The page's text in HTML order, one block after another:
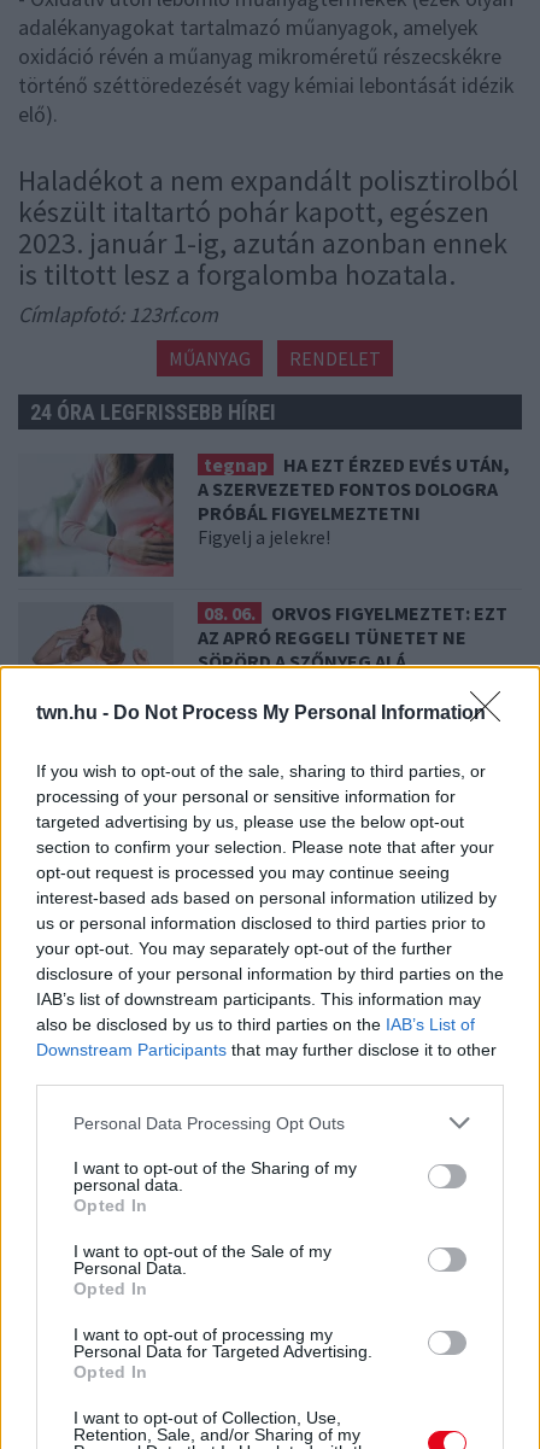
twn.hu - Do Not Process My Personal Information
If you wish to opt-out of the sale, sharing to third parties, or
processing of your personal or sensitive information for
targeted advertising by us, please use the below opt-out
section to confirm your selection. Please note that after your
opt-out request is processed you may continue seeing
interest-based ads based on personal information utilized by
us or personal information disclosed to third parties prior to
your opt-out. You may separately opt-out of the further
disclosure of your personal information by third parties on the
IAB’s list of downstream participants. This information may
also be disclosed by us to third parties on the IAB’s List of
Downstream Participants that may further disclose it to other
Please note that this website/app uses one or more Google
not limited to your visit or usage behaviour. You may click to
grant or deny consent to Google and its third-party tags to
use your data for below specified purposes in below Google
consent section.
Personal Data Processing Opt Outs
I want to opt-out of the Sharing of my
personal data.
Opted In
I want to opt-out of the Sale of my
Personal Data.
Opted In
I want to opt-out of processing my
Personal Data for Targeted Advertising.
Opted In
I want to opt-out of Collection, Use,
Retention, Sale, and/or Sharing of my
adalékanyagokat tartalmazó műanyagok, amelyek
oxidáció révén a műanyag mikroméretű részecskékre
történő széttöredezését vagy kémiai lebontását idézik
elő).
Haladékot a nem expandált polisztirolból
készült italtartó pohár kapott, egészen
2023. január 1-ig, azután azonban ennek
is tiltott lesz a forgalomba hozatala.
Címlapfotó: 123rf.com
MŰANYAG RENDELET
24 ÓRA LEGFRISSEBB HÍREI
tegnap
HA EZT ÉRZED EVÉS UTÁN,
A SZERVEZETED FONTOS DOLOGRA
PRÓBÁL FIGYELMEZTETNI
Figyelj a jelekre!
08. 06.
ORVOS FIGYELMEZTET: EZT
AZ APRÓ REGGELI TÜNETET NE
SÖPÖRD A SZŐNYEG ALÁ
08. 05.
EZÉRT PÁRÁSODIK BE
ÁLLANDÓAN AZ ABLAK – EGYSZERŰBB
A MEGOLDÁS, MINT GONDOLNÁD
Villámgyors megoldás
08. 04.
NEM ECETTEL ÉS NEM
SZÓDABIKARBÓNÁVAL: EZZEL LESZ
ÚJRA CSILLOGÓ A VÍZKÖVES CSAP
A legjobb trükk
HA MINDIG EZT A MONDATOT HASZNÁLOD, AZ
RENDKÍVÜL MAGAS ÉRZELMI INTELLIGENCIÁRA UTALHAT
Te szoktad?
08. 02.
SOKAN ROSSZUL TÁROLJÁK A GYÓGYSZEREIKET –
EMIATT CSÖKKENHET A HATÁSUK
Érdemes odafigyelni rá
08. 01.
EGYRE TÖBB FIATALNÁL JELENTKEZIK EZ A
VITAMINHIÁNY – ILYEN JELEKRE FIGYELJ
Erre figyelj!
07. 31.
NEM A CITROMSAV, AZ ECET VAGY A
SZÓDABIKARBÓNA A LEGERŐSEBB: EZT HASZNÁLJÁK A
Ez a szer tényleg eltünteti a vízkövet